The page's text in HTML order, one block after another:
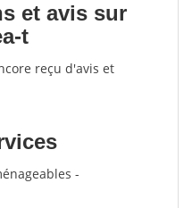
et avis sur
t
reçu d'avis et
-